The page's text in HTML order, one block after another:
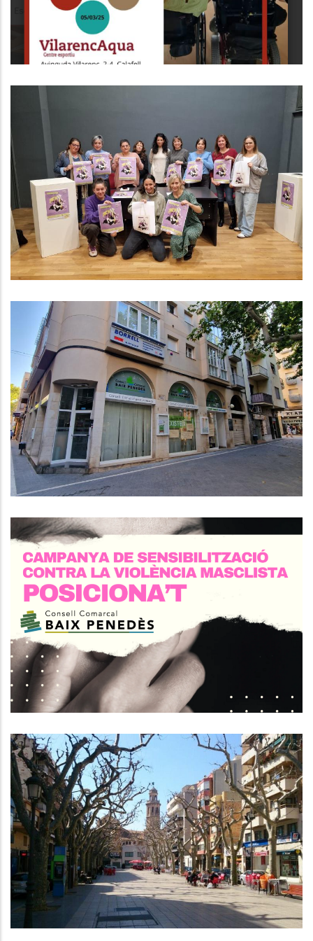
Contra La Violència Masclista
Dirigida Als Professionals De L’oci,
El Comerç I La Restauració Del
Baix Penedès
S. socials
S'amplia El Servei
D'assessorament Jurídic Per Als
Usuaris Dels Serveis Socials I El
SIAD
S. socials
Sensibilització Per A Establiments
Comercials I Locals De
Restauració Dirigit A L'entorn De
Les Víctimes. Aquesta Iniciativa
Pretén La Implicació I
Responsabilitat Del Conjunt De La
Societat En La Lluita Contra La
Violència En
S. socials
Tots Els Grups Polítics Del Consell
Comarcal Del Baix Penedès Voten
A Favor Del Tall De
Subministraments Als Okupes Del
Pis D’emergència Social
S. socials